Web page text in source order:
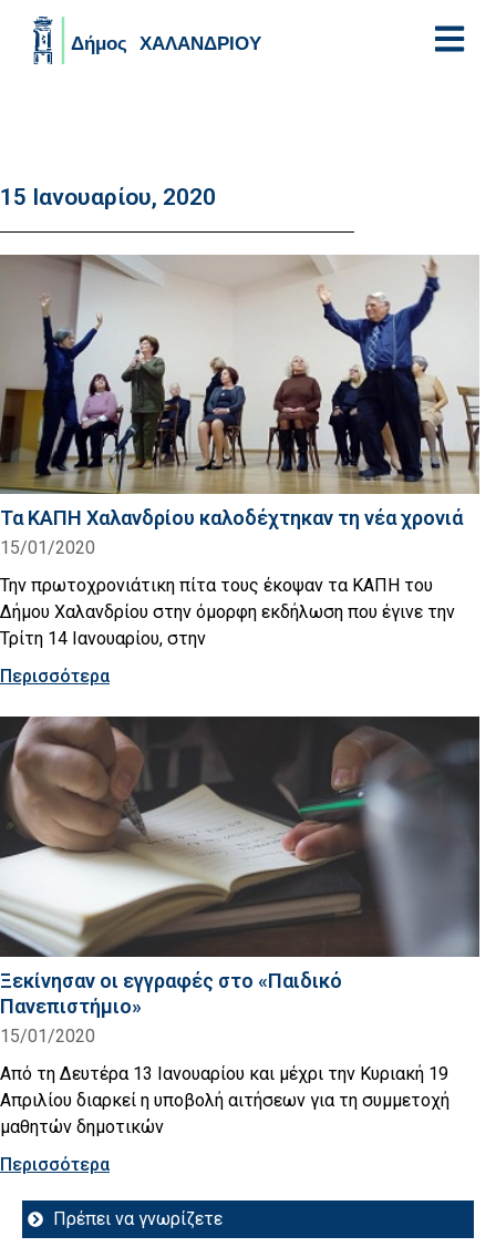
15 Ιανουαρίου, 2020
Τα ΚΑΠH Χαλανδρίου καλοδέχτηκαν τη νέα χρονιά
15/01/2020
Την πρωτοχρονιάτικη πίτα τους έκοψαν τα ΚΑΠΗ του
Δήμου Χαλανδρίου στην όμορφη εκδήλωση που έγινε την
Τρίτη 14 Ιανουαρίου, στην
Περισσότερα
Ξεκίνησαν οι εγγραφές στο «Παιδικό
Πανεπιστήμιο»
15/01/2020
Από τη Δευτέρα 13 Ιανουαρίου και μέχρι την Κυριακή 19
Απριλίου διαρκεί η υποβολή αιτήσεων για τη συμμετοχή
μαθητών δημοτικών
Περισσότερα
Πρέπει να γνωρίζετε